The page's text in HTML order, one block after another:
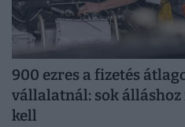
900 ezres a fizetés
vállalatnál: sok álláshoz
kell